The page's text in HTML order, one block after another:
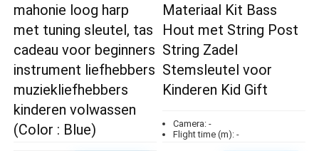
mahonie loog harp
met tuning sleutel, tas
cadeau voor beginners
instrument liefhebbers
muziekliefhebbers
kinderen volwassen
(Color : Blue)
Materiaal Kit Bass
Hout met String Post
String Zadel
Stemsleutel voor
Kinderen Kid Gift
Camera: -
Flight time (m): -